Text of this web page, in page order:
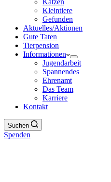
Katzen
Kleintiere
Gefunden
Aktuelles/Aktionen
Gute Taten
Tierpension
Informationen
Jugendarbeit
Spannendes
Ehrenamt
Das Team
Karriere
Kontakt
Suchen
Spenden